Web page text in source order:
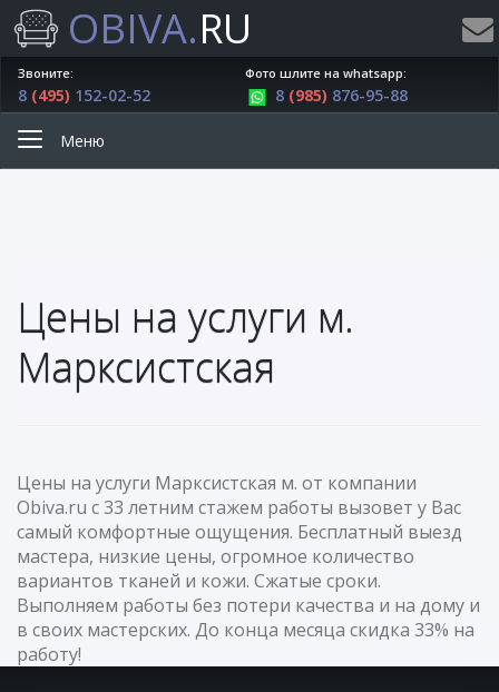
OBIVA.RU
Звоните:
8 (495) 152-02-52
Фото шлите на whatsapp:
8 (985) 876-95-88
Меню
Цены на услуги м.
Марксистская
Цены на услуги Марксистская м. от компании
Obiva.ru с 33 летним стажем работы вызовет у Вас
самый комфортные ощущения. Бесплатный выезд
мастера, низкие цены, огромное количество
вариантов тканей и кожи. Сжатые сроки.
Выполняем работы без потери качества и на дому и
в своих мастерских. До конца месяца скидка 33% на
работу!